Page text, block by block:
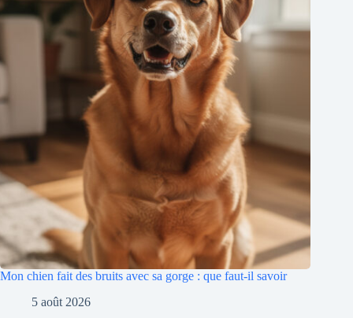
Mon chien fait des bruits avec sa gorge : que faut-il savoir
5 août 2026